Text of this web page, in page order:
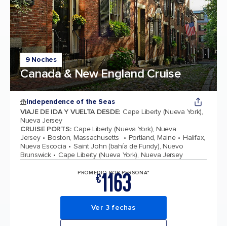
9 Noches
Canada & New England Cruise
Independence of the Seas
VIAJE DE IDA Y VUELTA DESDE: Cape Liberty (Nueva York),
Nueva Jersey
CRUISE PORTS: Cape Liberty (Nueva York), Nueva
Jersey
Boston, Massachusetts Portland, Maine
Halifax,
Nueva Escocia
Saint John (bahía de Fundy), Nuevo
Brunswick
Cape Liberty (Nueva York), Nueva Jersey
PROMEDIO POR PERSONA*
€1163
Ver 3 fechas